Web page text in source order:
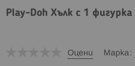
Play-Doh Хълк с 1 фигурка
Оцени Марка